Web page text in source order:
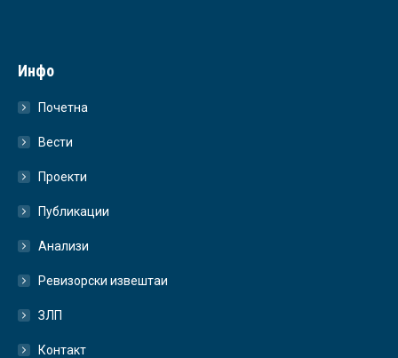
Инфо
Почетна
Вести
Проекти
Публикации
Анализи
Ревизорски извештаи
ЗЛП
Контакт